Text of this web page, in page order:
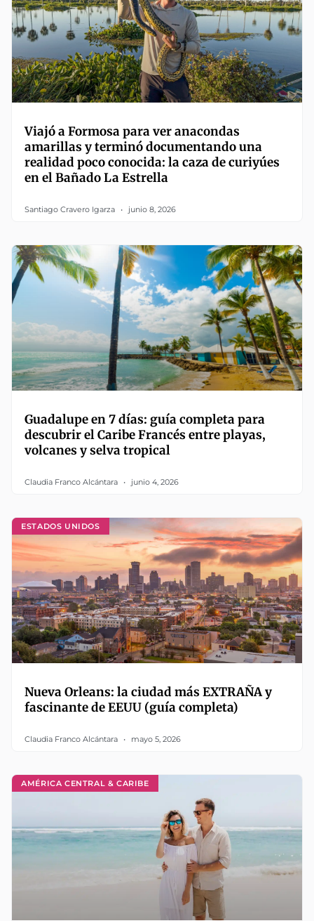
Viajó a Formosa para ver anacondas
amarillas y terminó documentando una
realidad poco conocida: la caza de curiyúes
en el Bañado La Estrella
Santiago Cravero Igarza junio 8, 2026
Guadalupe en 7 días: guía completa para
descubrir el Caribe Francés entre playas,
volcanes y selva tropical
Claudia Franco Alcántara junio 4, 2026
ESTADOS UNIDOS
Nueva Orleans: la ciudad más EXTRAÑA y
fascinante de EEUU (guía completa)
Claudia Franco Alcántara mayo 5, 2026
AMÉRICA CENTRAL & CARIBE